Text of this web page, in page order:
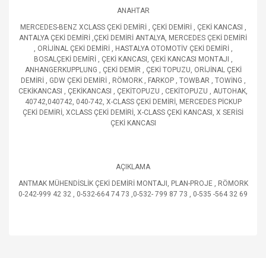
ANAHTAR
MERCEDES-BENZ XCLASS ÇEKİ DEMİRİ , ÇEKİ DEMİRİ , ÇEKİ KANCASI ,
ANTALYA ÇEKİ DEMİRİ ,ÇEKİ DEMİRİ ANTALYA, MERCEDES ÇEKİ DEMİRİ
, ORİJİNAL ÇEKİ DEMİRİ , HASTALYA OTOMOTİV ÇEKİ DEMİRİ ,
BOSALÇEKİ DEMİRİ , ÇEKİ KANCASI, ÇEKİ KANCASI MONTAJI ,
ANHANGERKUPPLUNG , ÇEKİ DEMİR , ÇEKİ TOPUZU, ORİJİNAL ÇEKİ
DEMİRİ , GDW ÇEKİ DEMİRİ , RÖMORK , FARKOP , TOWBAR , TOWİNG ,
CEKİKANCASI , ÇEKİKANCASI , ÇEKİTOPUZU , CEKİTOPUZU , AUTOHAK,
40742,040742, 040-742, X-CLASS ÇEKİ DEMİRİ, MERCEDES PİCKUP
ÇEKİ DEMİRİ, XCLASS ÇEKİ DEMİRİ, X-CLASS ÇEKİ KANCASI, X SERİSİ
ÇEKİ KANCASI
AÇIKLAMA
ANTMAK MÜHENDİSLİK ÇEKİ DEMİRİ MONTAJI, PLAN-PROJE , RÖMORK
0-242-999 42 32 , 0-532-664 74 73 ,0-532- 799 87 73 , 0-535 -564 32 69